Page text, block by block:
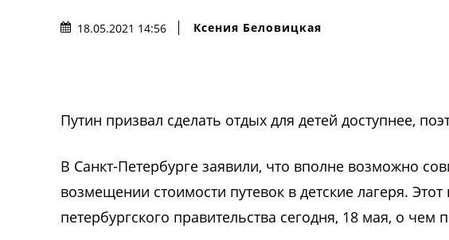
18.05.2021 14:56 Ксения Беловицкая
Путин призвал сделать отдых для детей доступнее,
В Санкт-Петербурге заявили, что вполне возможно
возмещении стоимости путевок в детские лагеря.
петербургского правительства сегодня, 18 мая, о чем